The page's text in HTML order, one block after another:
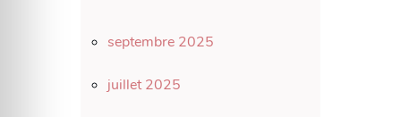
septembre 2025
juillet 2025